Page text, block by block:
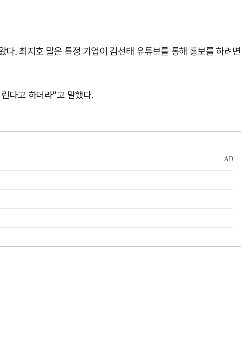
. 최지호 말은 특정 기업이 김선태 유튜브를 통해 홍보를 하려면
다고 하더라"고 말했다.